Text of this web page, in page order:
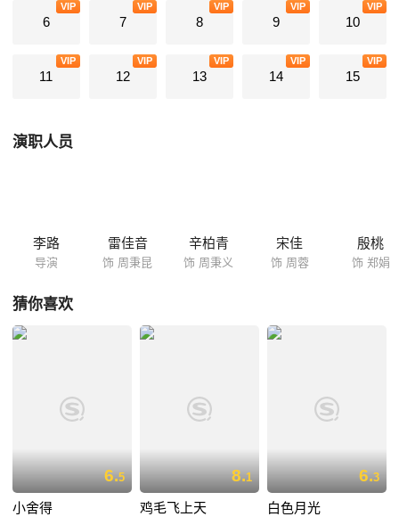
6
VIP
7
VIP
8
VIP
9
VIP
10
VIP
11
VIP
12
VIP
13
VIP
14
VIP
15
VIP
演职人员
李路
导演
雷佳音
饰 周秉昆
辛柏青
饰 周秉义
宋佳
饰 周蓉
殷桃
饰 郑娟
猜你喜欢
6.5
小舍得
8.1
鸡毛飞上天
6.3
白色月光